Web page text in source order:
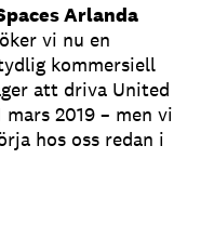
Arlanda
vi nu en
kommersiell
att driva United
2019 – men vi
hos oss redan i